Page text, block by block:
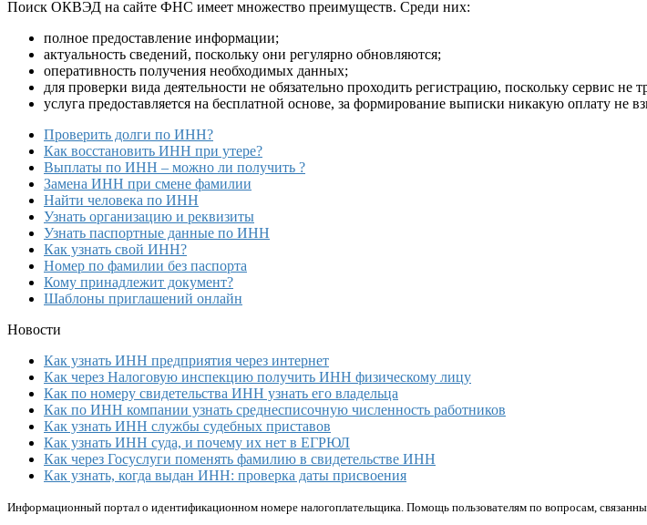
Поиск ОКВЭД на сайте ФНС имеет множество преимуществ. Среди них:
полное предоставление информации;
актуальность сведений, поскольку они регулярно обновляются;
оперативность получения необходимых данных;
для проверки вида деятельности не обязательно проходить регистрацию, поскольку сервис
услуга предоставляется на бесплатной основе, за формирование выписки никакую оплату не
Проверить долги по ИНН?
Как восстановить ИНН при утере?
Выплаты по ИНН – можно ли получить ?
Замена ИНН при смене фамилии
Найти человека по ИНН
Узнать организацию и реквизиты
Узнать паспортные данные по ИНН
Как узнать свой ИНН?
Номер по фамилии без паспорта
Кому принадлежит документ?
Шаблоны приглашений онлайн
Новости
Как узнать ИНН предприятия через интернет
Как через Налоговую инспекцию получить ИНН физическому лицу
Как по номеру свидетельства ИНН узнать его владельца
Как по ИНН компании узнать среднесписочную численность работников
Как узнать ИНН службы судебных приставов
Как узнать ИНН суда, и почему их нет в ЕГРЮЛ
Как через Госуслуги поменять фамилию в свидетельстве ИНН
Как узнать, когда выдан ИНН: проверка даты присвоения
Информационный портал о идентификационном номере налогоплательщика. Помощь пользователям по вопросам,